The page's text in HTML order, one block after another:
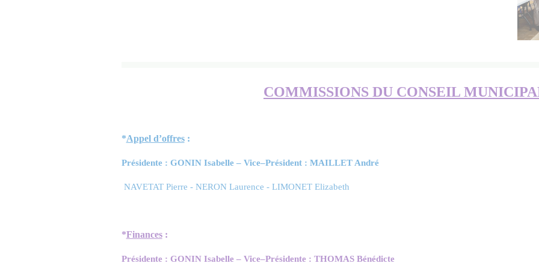
COMMISSIONS DU CONSEIL
*Appel d’offres:
Présidente : GONIN Isabelle – Vice–Président : MAILLET André
NAVETAT Pierre - NERON Laurence - LIMONET Elizabeth
*Finances:
Présidente : GONIN Isabelle – Vice–Présidente : THOMAS Bénédicte